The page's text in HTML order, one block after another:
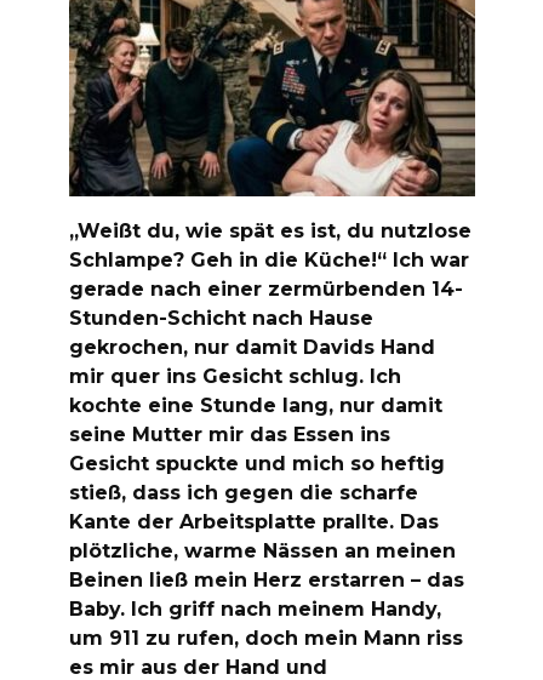
„Weißt du, wie spät es ist, du nutzlose
Schlampe? Geh in die Küche!“ Ich war
gerade nach einer zermürbenden 14-
Stunden-Schicht nach Hause
gekrochen, nur damit Davids Hand
mir quer ins Gesicht schlug. Ich
kochte eine Stunde lang, nur damit
seine Mutter mir das Essen ins
Gesicht spuckte und mich so heftig
stieß, dass ich gegen die scharfe
Kante der Arbeitsplatte prallte. Das
plötzliche, warme Nässen an meinen
Beinen ließ mein Herz erstarren – das
Baby. Ich griff nach meinem Handy,
um 911 zu rufen, doch mein Mann riss
es mir aus der Hand und